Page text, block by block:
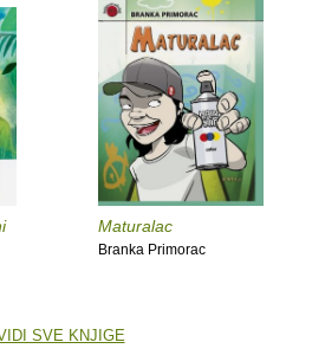
Maturalac
Branka Primorac
SVE KNJIGE